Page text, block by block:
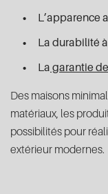
L’apparence
La durabilité
La garantie
Des maisons
matériaux, les
possibilités pour
extérieur modernes.